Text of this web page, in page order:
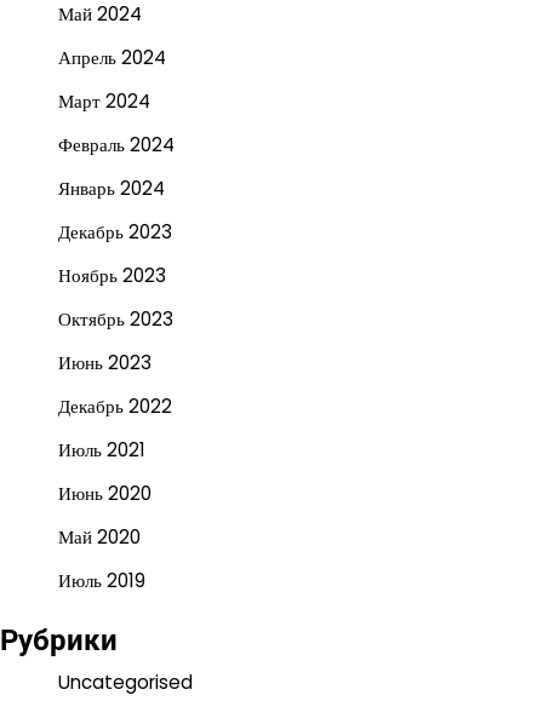
Май 2024
Апрель 2024
Март 2024
Февраль 2024
Январь 2024
Декабрь 2023
Ноябрь 2023
Октябрь 2023
Июнь 2023
Декабрь 2022
Июль 2021
Июнь 2020
Май 2020
Июль 2019
Рубрики
Uncategorised